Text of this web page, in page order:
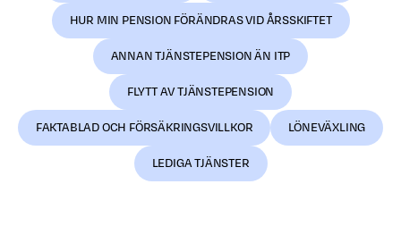
HUR MIN PENSION FÖRÄNDRAS VID ÅRSSKIFTET
ANNAN TJÄNSTEPENSION ÄN ITP
FLYTT AV TJÄNSTEPENSION
FAKTABLAD OCH FÖRSÄKRINGSVILLKOR LÖNEVÄXLING
LEDIGA TJÄNSTER